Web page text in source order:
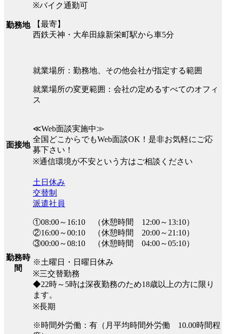
勤務地
※バイク通勤可
【最寄】
西鉄天神・大牟田線新栄町駅から車5分
就業場所：勤務地、その他会社が指定する範囲
就業場所の変更範囲：会社の定めるすべてのオフィ
ス
面接地
≪Web面談実施中≫
全国どこからでもWeb面談OK！是非お気軽にご応
募下さい！
※通信環境が不安という方はご相談ください
勤務時
間
土日休み
交替制
派遣社員
①08:00～16:10 （休憩時間 12:00～13:10）
②16:00～00:10 （休憩時間 20:00～21:10）
③00:00～08:10 （休憩時間 04:00～05:10）
※土曜日・日曜日休み
※三交替勤務
◆22時～5時は深夜勤務のため18歳以上の方に限り
ます。
※長期
※時間外労働：有（月平均時間外労働 10.00時間程